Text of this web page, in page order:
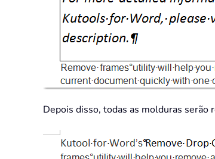
Depois disso, todas as molduras